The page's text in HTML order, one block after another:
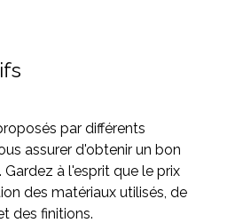
par différents
assurer d'obtenir un bon
à l'esprit que le prix
des matériaux utilisés, de
des finitions.